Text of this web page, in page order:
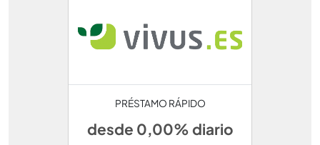
PRÉSTAMO RÁPIDO
desde 0,00% diario